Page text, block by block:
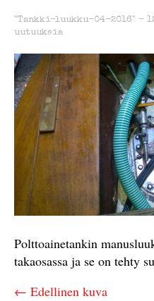
"Tankki-luukku-04-2016" -
uutuuksia
Polttoainetankin
takaosassa ja se on tehty
← Edellinen kuva